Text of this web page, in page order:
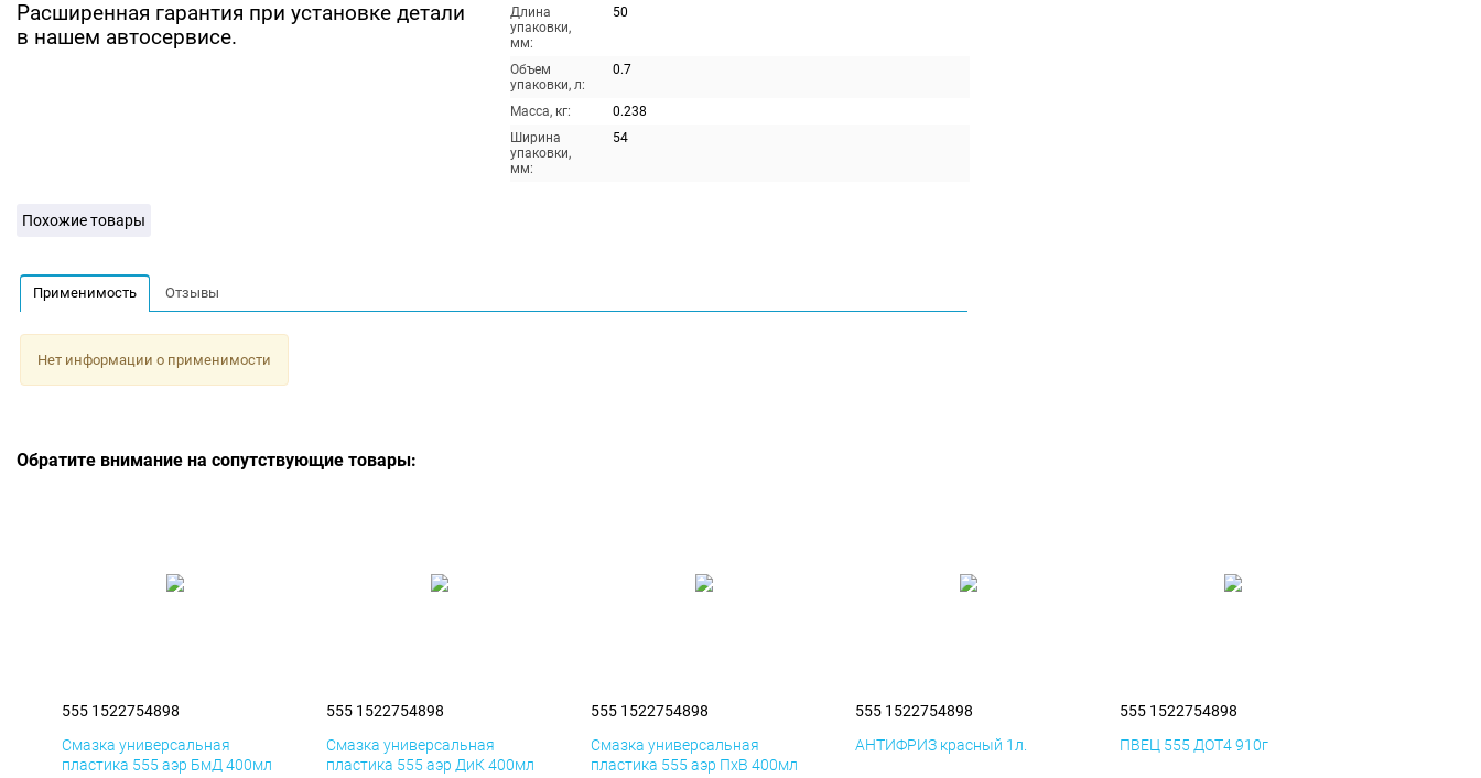
Расширенная гарантия при установке детали
в нашем автосервисе.
Длина
упаковки,
мм:
50
Объем
упаковки, л:
0.7
Масса, кг:
0.238
Ширина
упаковки,
мм:
54
Похожие товары
Применимость Отзывы
Нет информации о применимости
Обратите внимание на сопутствующие товары:
555 1522754898
Смазка универсальная
пластика 555 аэр БмД 400мл
555 1522754898
Смазка универсальная
пластика 555 аэр ДиК 400мл
555 1522754898
Смазка универсальная
пластика 555 аэр ПхВ 400мл
555 1522754898
АНТИФРИЗ красный 1л.
555 1522754898
ПВЕЦ 555 ДОТ4 910г